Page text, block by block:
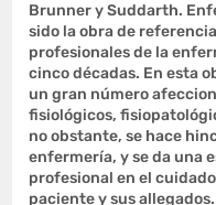
Brunner y Suddarth.
sido la obra de
profesionales de la
cinco décadas. En esta
un gran número
fisiológicos,
no obstante, se hace
enfermería, y se da una
profesional en el
paciente y sus